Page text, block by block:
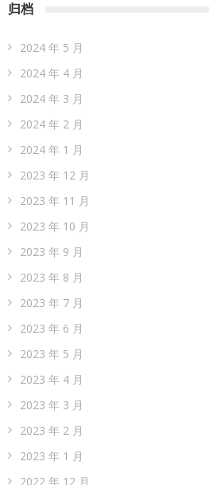
归档
2024 年 5 月
2024 年 4 月
2024 年 3 月
2024 年 2 月
2024 年 1 月
2023 年 12 月
2023 年 11 月
2023 年 10 月
2023 年 9 月
2023 年 8 月
2023 年 7 月
2023 年 6 月
2023 年 5 月
2023 年 4 月
2023 年 3 月
2023 年 2 月
2023 年 1 月
2022 年 12 月